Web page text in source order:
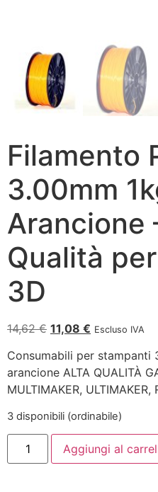
Filamento
3.00mm
Arancione
Qualità
3D
14,62€ 11,08 € Escluso IVA
Consumabili per stampanti
arancione ALTA QUALITÀ
MULTIMAKER, ULTIMAKER,
3 disponibili (ordinabile)
Aggiungi al